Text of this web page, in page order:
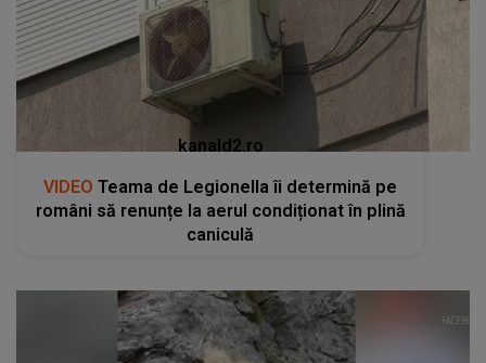
kanald2.ro
VIDEO Teama de Legionella îi determină pe
români să renunțe la aerul condiționat în plină
caniculă